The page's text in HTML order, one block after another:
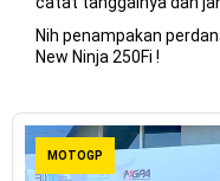
Nih penampakan
New Ninja 250Fi !
MOTOGP